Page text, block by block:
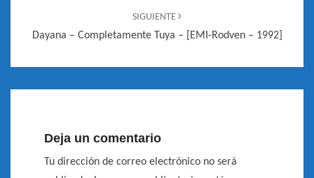
SIGUIENTE
Dayana – Completamente Tuya – [EMI-Rodven – 1992]
Deja un comentario
Tu dirección de correo electrónico no será